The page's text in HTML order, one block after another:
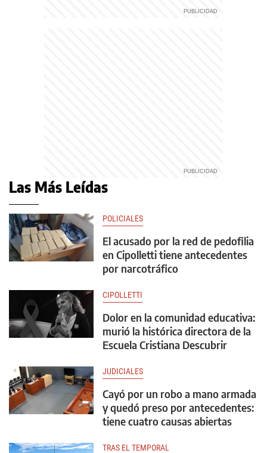
Las Más Leídas
POLICIALES
El acusado por la red de pedofilia
en Cipolletti tiene antecedentes
por narcotráfico
CIPOLLETTI
Dolor en la comunidad educativa:
murió la histórica directora de la
Escuela Cristiana Descubrir
JUDICIALES
Cayó por un robo a mano armada
y quedó preso por antecedentes:
tiene cuatro causas abiertas
TRAS EL TEMPORAL